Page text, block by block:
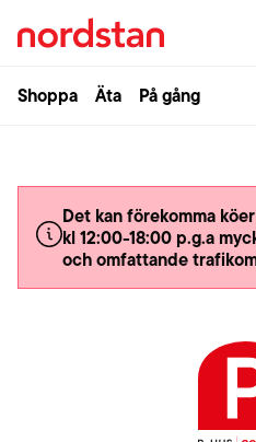
Shoppa Äta På gång
Det kan förekomma
kl 12:00-18:00 p.g.a
och omfattande